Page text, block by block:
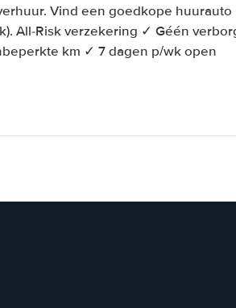
Vind een goedkope huurauto
All-Risk verzekering ✓ Géén
km ✓ 7 dagen p/wk open